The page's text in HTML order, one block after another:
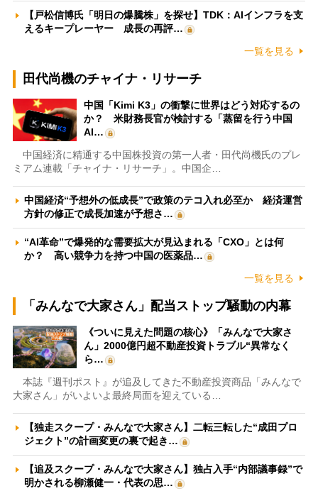
【戸松信博氏「明日の爆騰株」を探せ】TDK：AIインフラを支
えるキープレーヤー 成長の再評…
一覧を見る
田代尚機のチャイナ・リサーチ
中国「Kimi K3」の衝撃に世界はどう対応するの
か？ 米財務長官が検討する「蒸留を行う中国
AI…
中国経済に精通する中国株投資の第一人者・田代尚機氏のプレ
ミアム連載「チャイナ・リサーチ」。中国企…
中国経済“予想外の低成長”で政策のテコ入れ必至か 経済運営
方針の修正で成長加速が予想さ…
“AI革命”で爆発的な需要拡大が見込まれる「CXO」とは何
か？ 高い競争力を持つ中国の医薬品…
一覧を見る
「みんなで大家さん」配当ストップ騒動の内幕
《ついに見えた問題の核心》「みんなで大家さ
ん」2000億円超不動産投資トラブル“異常なく
ら…
本誌『週刊ポスト』が追及してきた不動産投資商品「みんなで
大家さん」がいよいよ最終局面を迎えている…
【独走スクープ・みんなで大家さん】二転三転した“成田プロ
ジェクト”の計画変更の裏で起き…
【追及スクープ・みんなで大家さん】独占入手“内部議事録”で
明かされる柳瀬健一・代表の思…